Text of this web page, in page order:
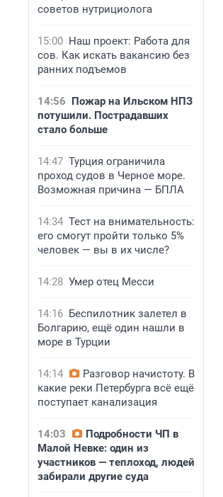
советов нутрициолога
15:00 Наш проект: Работа для
сов. Как искать вакансию без
ранних подъемов
14:56 Пожар на Ильском НПЗ
потушили. Пострадавших
стало больше
14:47 Турция ограничила
проход судов в Черное море.
Возможная причина — БПЛА
14:34 Тест на внимательность:
его смогут пройти только 5%
человек — вы в их числе?
14:28 Умер отец Месси
14:16 Беспилотник залетел в
Болгарию, ещё один нашли в
море в Турции
14:14
Разговор начистоту. В
какие реки Петербурга всё ещё
поступает канализация
14:03
Подробности ЧП в
Малой Невке: один из
участников — теплоход, людей
забирали другие суда